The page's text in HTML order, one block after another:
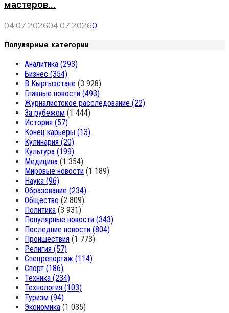
мастеров...
04.07.202604.07.20260
Популярные категории
Аналитика (293)
Бизнес (354)
В Кыргызстане (3 928)
Главные новости (493)
Журналистское расследование (22)
За рубежом (1 444)
История (57)
Конец карьеры (13)
Кулинария (20)
Культура (199)
Медицина (1 354)
Мировые новости (1 189)
Наука (96)
Образование (234)
Общество (2 809)
Политика (3 931)
Популярные новости (343)
Последние новости (804)
Проишествия (1 773)
Религия (57)
Спецрепортаж (114)
Спорт (186)
Техника (234)
Технология (103)
Туризм (94)
Экономика (1 035)